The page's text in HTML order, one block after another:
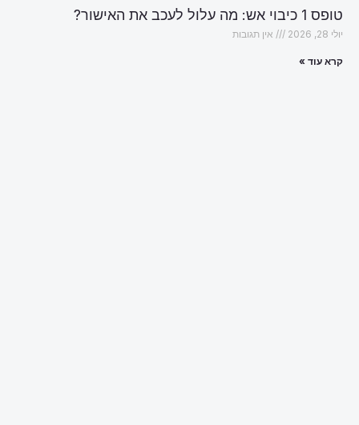
טופס 1 כיבוי אש: מה עלול לעכב את האישור?
יולי 28, 2026 אין תגובות
קרא עוד »